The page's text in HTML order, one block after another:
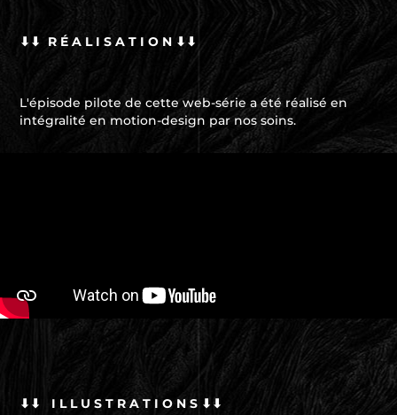
⬇⬇ R ÉA L I S A T I O N ⬇⬇
L'épisode pilote de cette web-série a été réalisé en
intégralité en motion-design par nos soins.
⬇⬇ I L L U S T R A T I O N S ⬇⬇